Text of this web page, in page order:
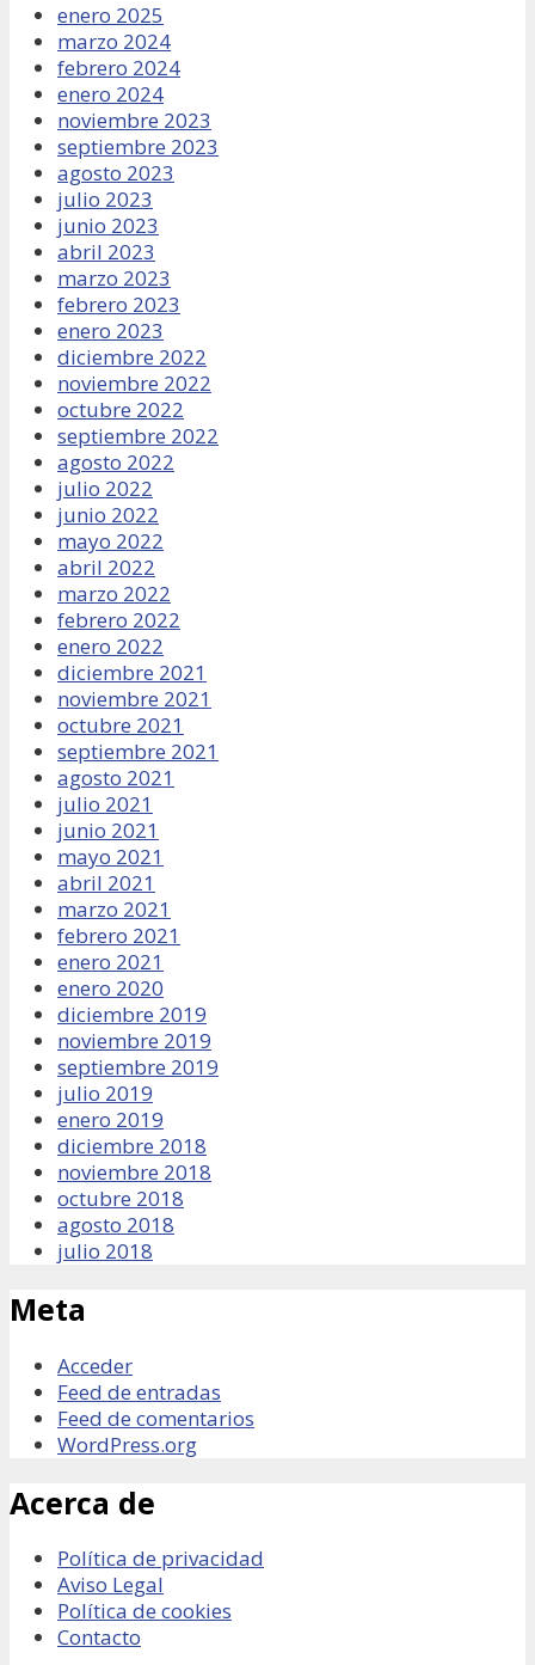
enero 2025
marzo 2024
febrero 2024
enero 2024
noviembre 2023
septiembre 2023
agosto 2023
julio 2023
junio 2023
abril 2023
marzo 2023
febrero 2023
enero 2023
diciembre 2022
noviembre 2022
octubre 2022
septiembre 2022
agosto 2022
julio 2022
junio 2022
mayo 2022
abril 2022
marzo 2022
febrero 2022
enero 2022
diciembre 2021
noviembre 2021
octubre 2021
septiembre 2021
agosto 2021
julio 2021
junio 2021
mayo 2021
abril 2021
marzo 2021
febrero 2021
enero 2021
enero 2020
diciembre 2019
noviembre 2019
septiembre 2019
julio 2019
enero 2019
diciembre 2018
noviembre 2018
octubre 2018
agosto 2018
julio 2018
Meta
Acceder
Feed de entradas
Feed de comentarios
WordPress.org
Acerca de
Política de privacidad
Aviso Legal
Política de cookies
Contacto